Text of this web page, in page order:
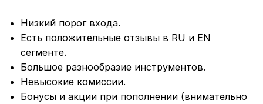
Низкий порог входа.
Есть положительные отзывы в RU и EN
сегменте.
Большое разнообразие инструментов.
Невысокие комиссии.
Бонусы и акции при пополнении (внимательно